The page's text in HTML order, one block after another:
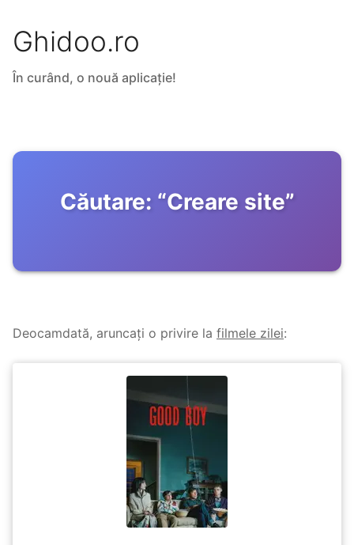
Ghidoo.ro
În curând, o nouă aplicație!
Căutare: “Creare site”
Deocamdată, aruncați o privire la filmele zilei: